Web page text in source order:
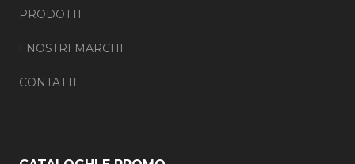
PRODOTTI
I NOSTRI MARCHI
CONTATTI